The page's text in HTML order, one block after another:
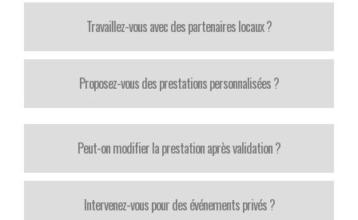
Travaillez-vous avec des partenaires locaux ?
Proposez-vous des prestations personnalisées ?
Peut-on modifier la prestation après validation ?
Intervenez-vous pour des événements privés ?